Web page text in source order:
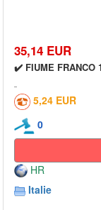
35,14 EUR
✔️ FIUME FRANCO
5,24 EUR
0
HR
Italie